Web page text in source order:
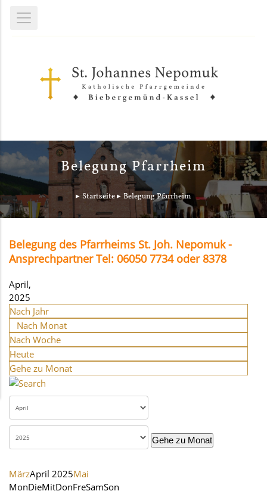
Belegung Pfarrheim
Startseite Belegung Pfarrheim
Belegung des Pfarrheims St. Joh. Nepomuk -
Ansprechpartner Tel: 06050 7734 oder 8378
April,
2025
Nach Jahr
Nach Monat
Nach Woche
Heute
Gehe zu Monat
Gehe zu Monat
MärzApril 2025Mai
MonDieMitDonFreSamSon